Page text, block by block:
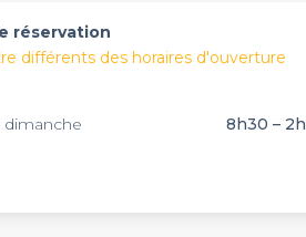
réservation
différents des horaires d'ouverture
dimanche 8h30 – 2h